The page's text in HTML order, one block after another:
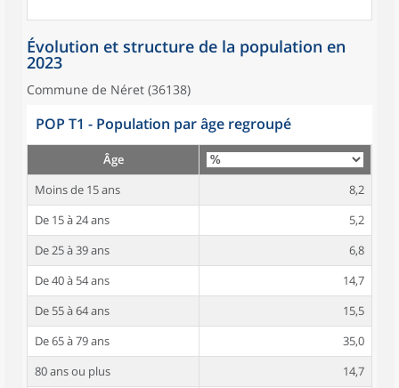
Évolution et structure de la population en
2023
Commune de Néret (36138)
POP T1 - Population par âge regroupé
Âge
Moins de 15 ans
8,2
De 15 à 24 ans
5,2
De 25 à 39 ans
6,8
De 40 à 54 ans
14,7
De 55 à 64 ans
15,5
De 65 à 79 ans
35,0
80 ans ou plus
14,7